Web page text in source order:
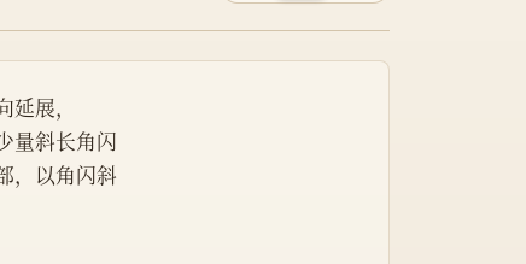
展，
量斜长角闪
，以角闪斜